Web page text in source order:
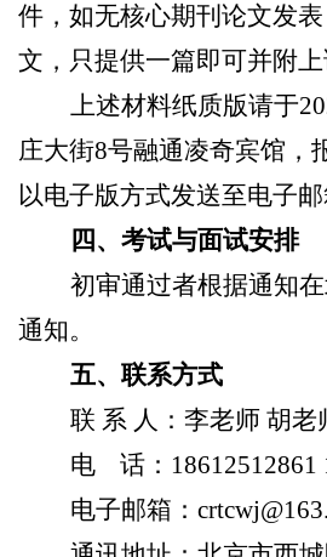
件，如无核心期刊论文发
文，只提供一篇即可并附上
上述材料纸质版请于
庄大街8号融通凌奇宾馆，
以电子版方式发送至电子
四、考试与面试安排
初审通过者根据通知
通知。
五、联系方式
联 系 人：李老师 胡老
电
话： 18612512861
电子邮箱：